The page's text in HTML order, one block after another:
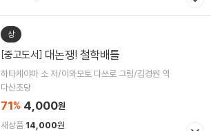
상
[중고도서] 대논쟁! 철학배틀
하타케야마 소 저/이와모토 다쓰로 그림/김경원 역
다산초당
71% 4,000원
새상품 14,000원